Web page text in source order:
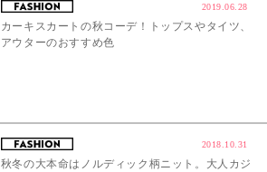
2019.06.28
カーキスカートの秋コーデ！トップスやタイツ、
アウターのおすすめ色
2018.10.31
秋冬の大本命はノルディック柄ニット。大人カジ